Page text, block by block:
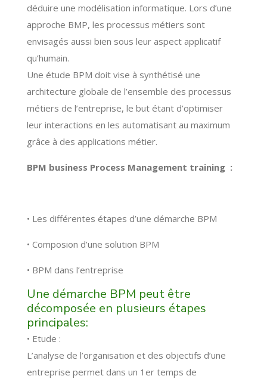
déduire une modélisation informatique. Lors d’une
approche BMP, les processus métiers sont
envisagés aussi bien sous leur aspect applicatif
qu’humain.
Une étude BPM doit vise à synthétisé une
architecture globale de l’ensemble des processus
métiers de l’entreprise, le but étant d’optimiser
leur interactions en les automatisant au maximum
grâce à des applications métier.
BPM business Process Management training :
• Les différentes étapes d’une démarche BPM
• Composion d’une solution BPM
• BPM dans l’entreprise
Une démarche BPM peut être
décomposée en plusieurs étapes
principales:
• Etude :
L’analyse de l’organisation et des objectifs d’une
entreprise permet dans un 1er temps de